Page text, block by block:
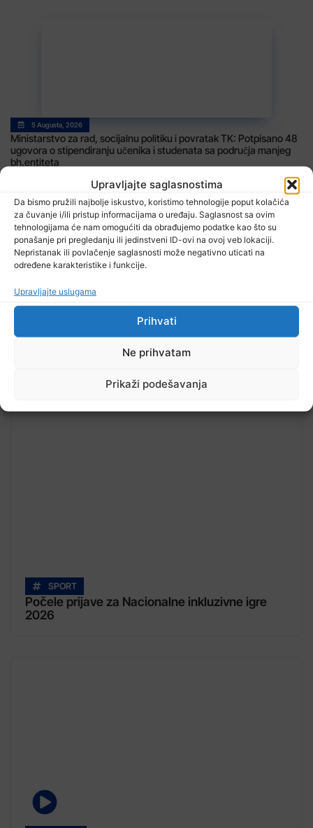
Upravljajte saglasnostima
Da bismo pružili najbolje iskustvo, koristimo tehnologije poput kolačića
za čuvanje i/ili pristup informacijama o uređaju. Saglasnost sa ovim
tehnologijama će nam omogućiti da obrađujemo podatke kao što su
ponašanje pri pregledanju ili jedinstveni ID-ovi na ovoj veb lokaciji.
Nepristanak ili povlačenje saglasnosti može negativno uticati na
određene karakteristike i funkcije.
Upravljajte uslugama
Prihvati
Ne prihvatam
Prikaži podešavanja
5 Augusta, 2026
Ministarstvo za rad, socijalnu politiku i povratak TK: Potpisano 48
ugovora o stipendiranju učenika i studenata sa područja manjeg
bh.entiteta
TV RASPORED
SPORT
Počele prijave za Nacionalne inkluzivne igre
2026